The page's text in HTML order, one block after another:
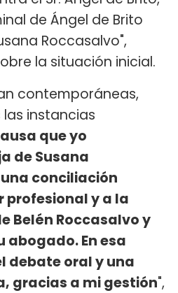
de Ángel de Brito
Roccasalvo",
la situación inicial.
contemporáneas,
instancias
que yo
de Susana
conciliación
profesional y a la
Belén Roccasalvo y
abogado. En esa
debate oral y una
gracias a mi gestión",